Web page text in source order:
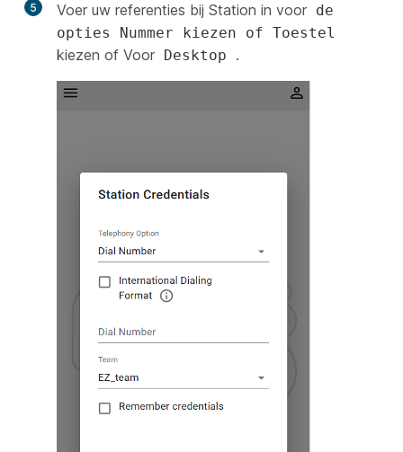
5 Voer uw referenties bij Station in voor de
opties Nummer kiezen of Toestel
kiezen of Voor Desktop .